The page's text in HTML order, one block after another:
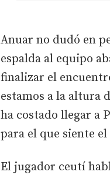
Anuar no dudó en
espalda al equipo
finalizar el
estamos a la altura
ha costado llegar a
para el que siente
El jugador ceutí